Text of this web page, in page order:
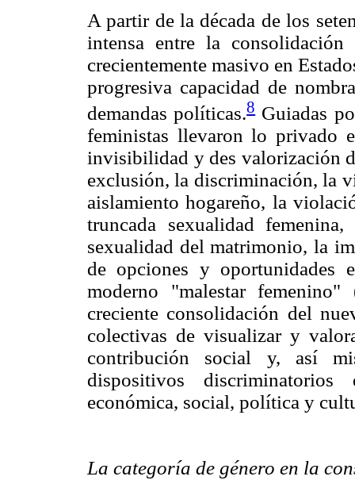
A partir de la década de los
intensa entre la
crecientemente masivo en
progresiva capacidad de
demandas políticas.8Guiadas
feministas llevaron lo privado
invisibilidad y des valorización
exclusión, la discriminación, la
aislamiento hogareño, la
truncada sexualidad
sexualidad del matrimonio, la
de opciones y oportunidades
moderno "malestar
creciente consolidación del
colectivas de visualizar y
contribución social y, así
dispositivos
económica, social, política y
La categoría de género en la